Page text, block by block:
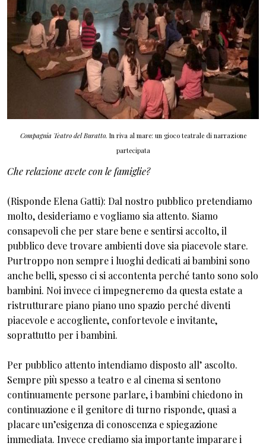
Compagnia Teatro del Buratto. In riva al mare: un gioco teatrale di narrazione
partecipata
Che relazione avete con le famiglie?
(Risponde Elena Gatti): Dal nostro pubblico pretendiamo
molto, desideriamo e vogliamo sia attento. Siamo
consapevoli che per stare bene e sentirsi accolto, il
pubblico deve trovare ambienti dove sia piacevole stare.
Purtroppo non sempre i luoghi dedicati ai bambini sono
anche belli, spesso ci si accontenta perché tanto sono solo
bambini. Noi invece ci impegneremo da questa estate a
ristrutturare piano piano uno spazio perché diventi
piacevole e accogliente, confortevole e invitante,
soprattutto per i bambini.
Per pubblico attento intendiamo disposto all’ ascolto.
Sempre più spesso a teatro e al cinema si sentono
continuamente persone parlare, i bambini chiedono in
continuazione e il genitore di turno risponde, quasi a
placare un’esigenza di conoscenza e spiegazione
immediata. Invece crediamo sia importante imparare i